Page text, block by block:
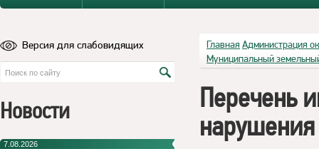
Версия для слабовидящих
Новости
7.08.2026
Главная Администрация
Муниципальный
Перечень